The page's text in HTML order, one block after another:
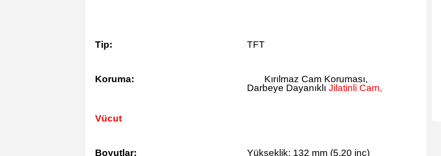
Tip: TFT
Koruma:
Kırılmaz Cam Koruması,
Darbeye Dayanıklı Jilatinli Cam,
Vücut
Boyutlar: Yükseklik: 132 mm (5,20 inç)